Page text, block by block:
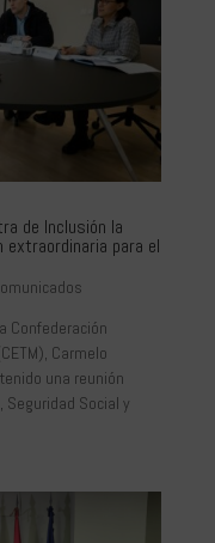
de Inclusión la
extraordinaria para el
Confederación
Carmelo
una reunión
Social y